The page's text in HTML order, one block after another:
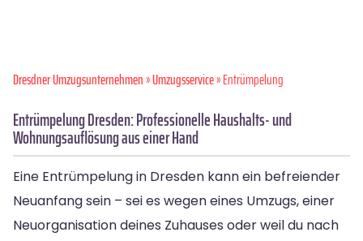
Dresdner Umzugsunternehmen»Umzugsservice» Entrümpelung
Entrümpelung Dresden: Professionelle Haushalts- und
Wohnungsauflösung aus einer Hand
Eine Entrümpelung in Dresden kann ein befreiender
Neuanfang sein – sei es wegen eines Umzugs, einer
Neuorganisation deines Zuhauses oder weil du nach